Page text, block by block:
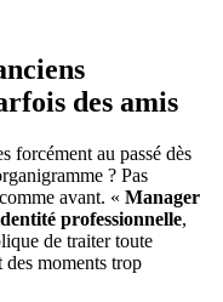
des amis
forcément au passé dès
? Pas
avant. « Manager
professionnelle,
de traiter toute
moments trop